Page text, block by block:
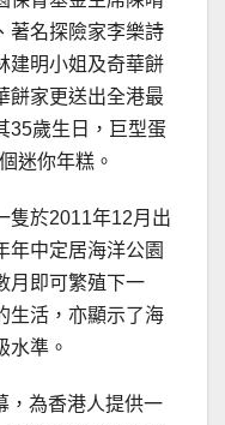
著名探險家李樂詩
建明小姐及奇華餅
餅家更送出全港最
35歲生日，巨型蛋
迷你年糕。
隻於2011年12月出
年中定居海洋公園
月即可繁殖下一
生活，亦顯示了海
水準。
，為香港人提供一